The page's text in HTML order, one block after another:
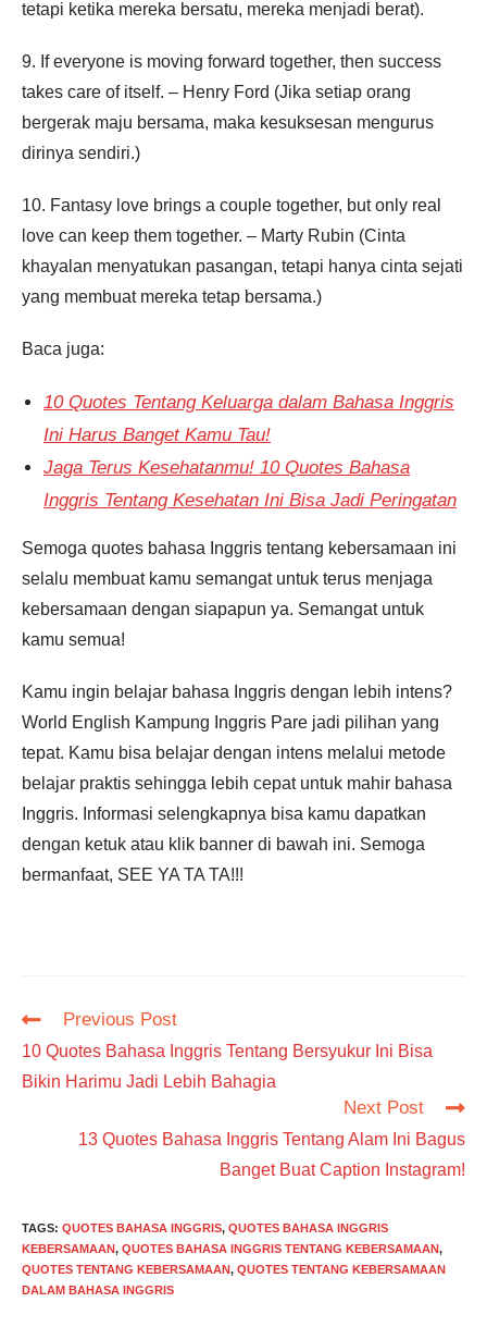
tetapi ketika mereka bersatu, mereka menjadi berat).
9. If everyone is moving forward together, then success
takes care of itself. – Henry Ford (Jika setiap orang
bergerak maju bersama, maka kesuksesan mengurus
dirinya sendiri.)
10. Fantasy love brings a couple together, but only real
love can keep them together. – Marty Rubin (Cinta
khayalan menyatukan pasangan, tetapi hanya cinta sejati
yang membuat mereka tetap bersama.)
Baca juga:
10 Quotes Tentang Keluarga dalam Bahasa Inggris
Ini Harus Banget Kamu Tau!
Jaga Terus Kesehatanmu! 10 Quotes Bahasa
Inggris Tentang Kesehatan Ini Bisa Jadi Peringatan
Semoga quotes bahasa Inggris tentang kebersamaan ini
selalu membuat kamu semangat untuk terus menjaga
kebersamaan dengan siapapun ya. Semangat untuk
kamu semua!
Kamu ingin belajar bahasa Inggris dengan lebih intens?
World English Kampung Inggris Pare jadi pilihan yang
tepat. Kamu bisa belajar dengan intens melalui metode
belajar praktis sehingga lebih cepat untuk mahir bahasa
Inggris. Informasi selengkapnya bisa kamu dapatkan
dengan ketuk atau klik banner di bawah ini. Semoga
bermanfaat, SEE YA TA TA!!!
Read
articles
Previous Post
10 Quotes Bahasa Inggris Tentang Bersyukur Ini Bisa
Bikin Harimu Jadi Lebih Bahagia
Next Post
13 Quotes Bahasa Inggris Tentang Alam Ini Bagus
Banget Buat Caption Instagram!
TAGS: QUOTES BAHASA INGGRIS, QUOTES BAHASA INGGRIS
KEBERSAMAAN, QUOTES BAHASA INGGRIS TENTANG KEBERSAMAAN,
QUOTES TENTANG KEBERSAMAAN, QUOTES TENTANG KEBERSAMAAN
DALAM BAHASA INGGRIS